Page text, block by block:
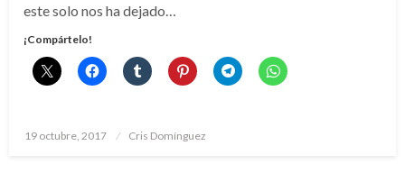
este solo nos ha dejado…
¡Compártelo!
Publicado
19 octubre, 2017 Cris Domínguez